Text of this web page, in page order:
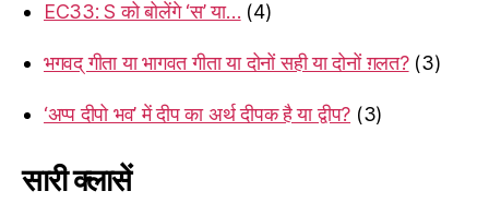
EC33: S को बोलेंगे ‘स’ या… (4)
भगवद् गीता या भागवत गीता या दोनों सही या दोनों ग़लत? (3)
‘अप्प दीपो भव’ में दीप का अर्थ दीपक है या द्वीप? (3)
सारी क्लासें